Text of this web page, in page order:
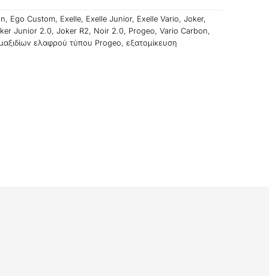
, Ego Custom, Exelle, Exelle Junior, Exelle Vario, Joker,
Junior 2.0, Joker R2, Noir 2.0, Progeo, Vario Carbon,
ελαφρού τύπου Progeo, εξατομίκευση